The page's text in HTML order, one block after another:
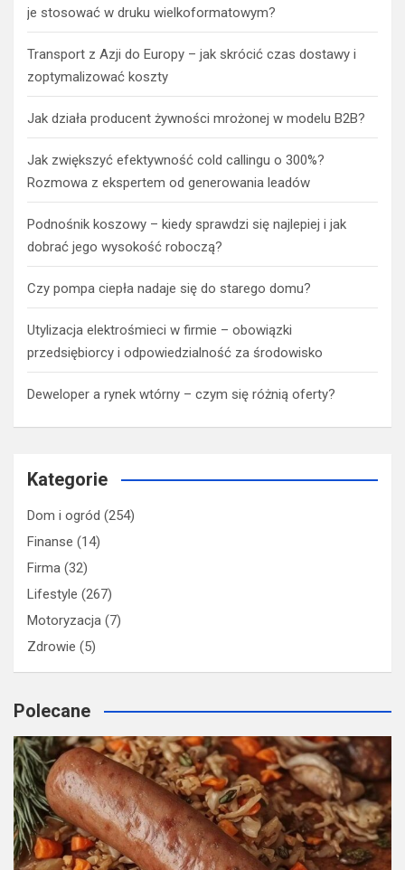
je stosować w druku wielkoformatowym?
Transport z Azji do Europy – jak skrócić czas dostawy i
zoptymalizować koszty
Jak działa producent żywności mrożonej w modelu B2B?
Jak zwiększyć efektywność cold callingu o 300%?
Rozmowa z ekspertem od generowania leadów
Podnośnik koszowy – kiedy sprawdzi się najlepiej i jak
dobrać jego wysokość roboczą?
Czy pompa ciepła nadaje się do starego domu?
Utylizacja elektrośmieci w firmie – obowiązki
przedsiębiorcy i odpowiedzialność za środowisko
Deweloper a rynek wtórny – czym się różnią oferty?
Kategorie
Dom i ogród (254)
Finanse (14)
Firma (32)
Lifestyle (267)
Motoryzacja (7)
Zdrowie (5)
Polecane